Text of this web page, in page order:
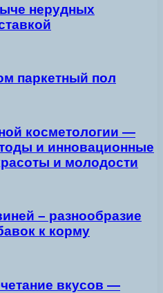
нерудных
паркетный пол
косметологии —
и инновационные
и молодости
– разнообразие
к корму
вкусов —